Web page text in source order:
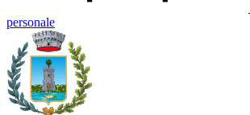
personale